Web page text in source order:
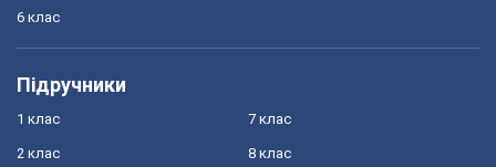
6 клас
Підручники
1 клас
2 клас
7 клас
8 клас